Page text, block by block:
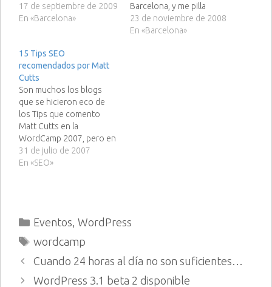
como no podía ser de
otra forma se celebra la
Barcelona, por lo que no
faltaré a la WordCamp
Spain 2009.…
17 de septiembre de 2009
En «Barcelona»
Barcelona, y me pilla
fuera, me cago en too.
Cuando acepte la
23 de noviembre de 2008
En «Barcelona»
15 Tips SEO
recomendados por Matt
Cutts
Son muchos los blogs
que se hicieron eco de
los Tips que comento
Matt Cutts en la
WordCamp 2007, pero en
la mayoría de blogs sólo
he visto 5 ó 6, y yo os voy
31 de julio de 2007
En «SEO»
Categorías
Eventos WordPress
Etiquetas
wordcamp
Cuando 24 horas al día no son suficientes…
WordPress 3.1 beta 2 disponible